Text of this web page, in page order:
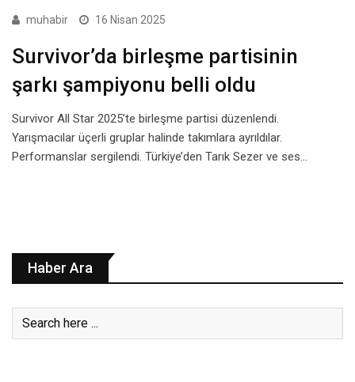
muhabir 16 Nisan 2025
Survivor’da birleşme partisinin
şarkı şampiyonu belli oldu
Survivor All Star 2025’te birleşme partisi düzenlendi.
Yarışmacılar üçerli gruplar halinde takımlara ayrıldılar.
Performanslar sergilendi. Türkiye’den Tarık Sezer ve ses…
Haber Ara